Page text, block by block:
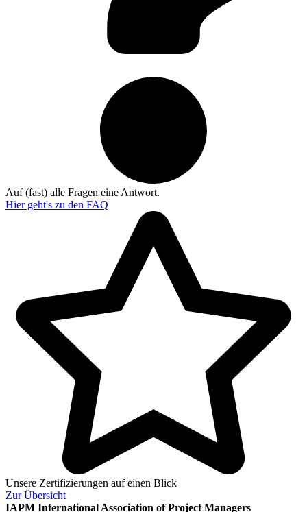
Auf (fast) alle Fragen eine Antwort.
Hier geht's zu den FAQ
Unsere Zertifizierungen auf einen Blick
ZurÜbersicht
IAPM International Association of Project Managers